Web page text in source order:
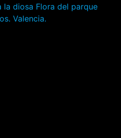
la diosa Flora del parque
Valencia.